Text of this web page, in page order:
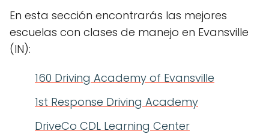
En esta sección encontrarás las mejores
escuelas con clases de manejo en Evansville
(IN):
160 Driving Academy of Evansville
1st Response Driving Academy
DriveCo CDL Learning Center